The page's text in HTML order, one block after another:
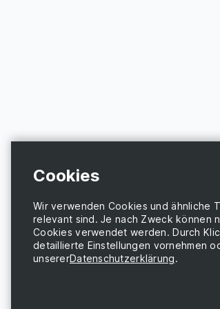
Wir verwenden Cookies und ähnliche
relevant sind. Je nach Zweck können
Cookies verwendet werden. Durch
detaillierte Einstellungen vornehmen
unsererDatenschutzerklärung.